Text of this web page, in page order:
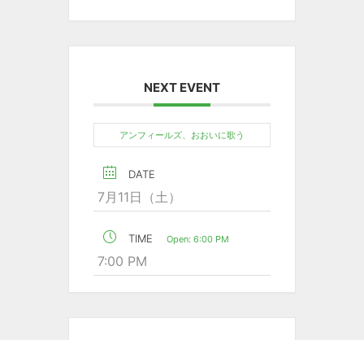
NEXT EVENT
アンフィールズ、おおいに歌う
DATE
7月11日（土）
TIME Open: 6:00 PM
7:00 PM